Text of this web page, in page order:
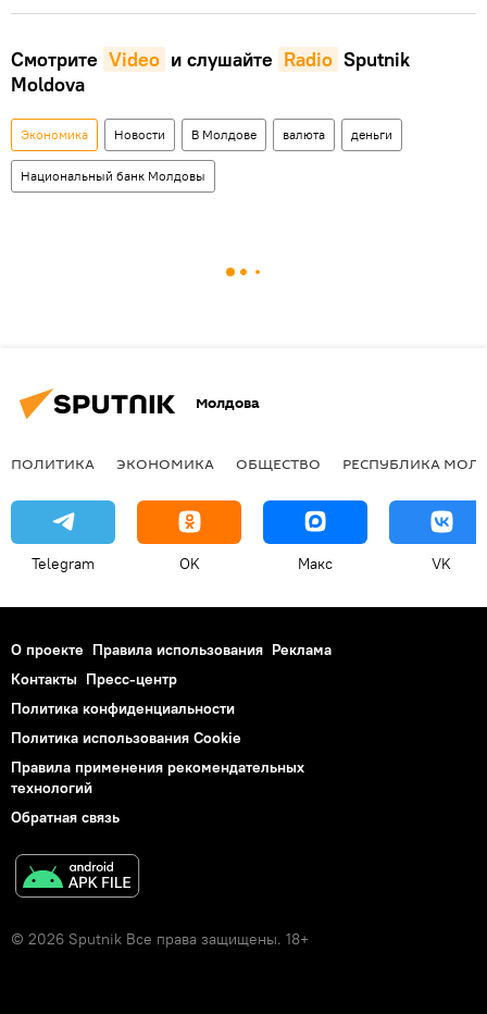
Смотрите Video и слушайте Radio Sputnik
Moldova
Экономика Новости В Молдове валюта деньги
Национальный банк Молдовы
Молдова
ПОЛИТИКА ЭКОНОМИКА ОБЩЕСТВО РЕСПУБЛИКА
Telegram OK Макс VK
О проекте Правила использования Реклама
Контакты Пресс-центр
Политика конфиденциальности
Политика использования Cookie
Правила применения рекомендательных
технологий
Обратная связь
© 2026 Sputnik Все права защищены. 18+